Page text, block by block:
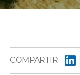
COMPARTIR